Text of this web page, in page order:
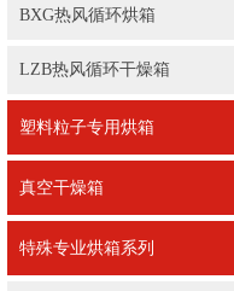
BXG热风循环烘箱
LZB热风循环干燥箱
塑料粒子专用烘箱
真空干燥箱
特殊专业烘箱系列